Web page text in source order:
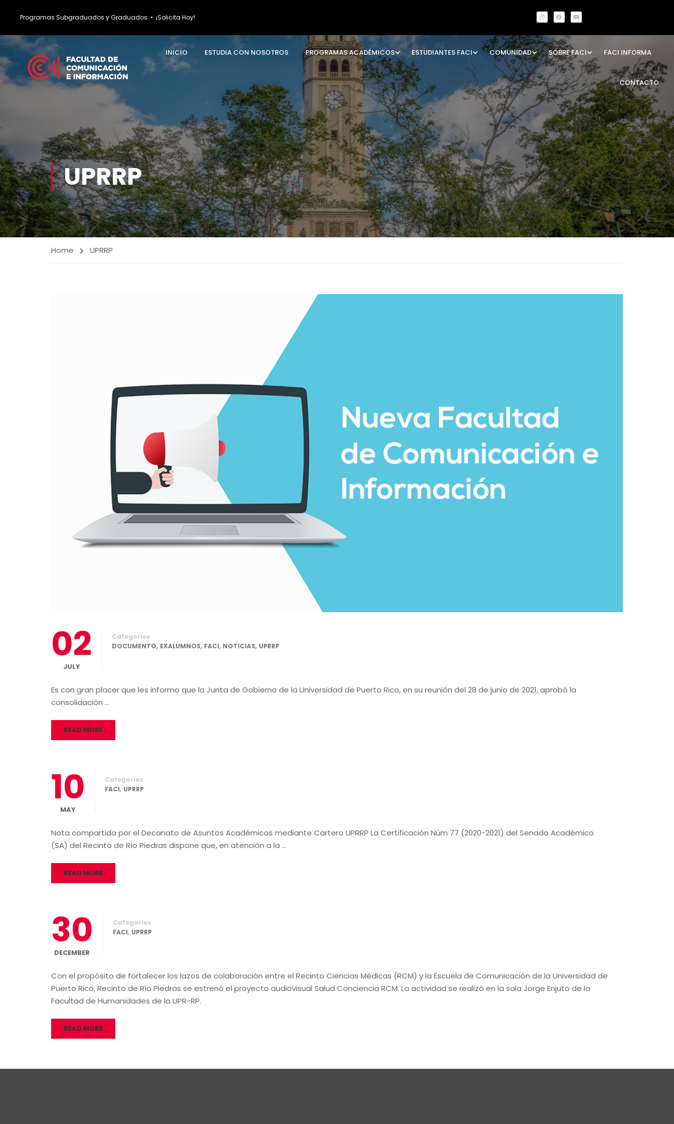
Programas Subgraduados y Graduados • ¡Solicita Hoy!
INICIO ESTUDIA CON NOSOTROS PROGRAMAS ACADÉMICOS ESTUDIANTES FACI COMUNIDAD SOBRE FACI FACI INFORMA
CONTACTO
UPRRP
Home UPRRP
02
JULY
Categories
DOCUMENTO, EXALUMNOS, FACI, NOTICIAS, UPRRP
Es con gran placer que les informo que la Junta de Gobierno de la Universidad de Puerto Rico, en su reunión del 28 de junio de 2021, aprobó la
consolidación …
READ MORE
10
MAY
Categories
FACI, UPRRP
Nota compartida por el Decanato de Asuntos Académicos mediante Cartero UPRRP La Certificación Núm 77 (2020-2021) del Senado Académico
(SA) del Recinto de Río Piedras dispone que, en atención a la …
READ MORE
30
DECEMBER
Categories
FACI, UPRRP
Con el propósito de fortalecer los lazos de colaboración entre el Recinto Ciencias Médicas (RCM) y la Escuela de Comunicación de la Universidad de
Puerto Rico, Recinto de Río Piedras se estrenó el proyecto audiovisual Salud Conciencia RCM. La actividad se realizó en la sala Jorge Enjuto de la
Facultad de Humanidades de la UPR-RP.
READ MORE